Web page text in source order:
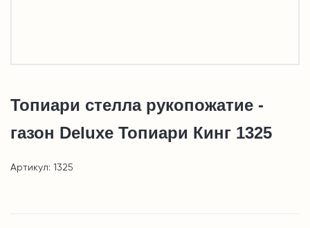
Топиари стелла рукопожатие -
газон Deluxe Топиари Кинг 1325
Артикул: 1325